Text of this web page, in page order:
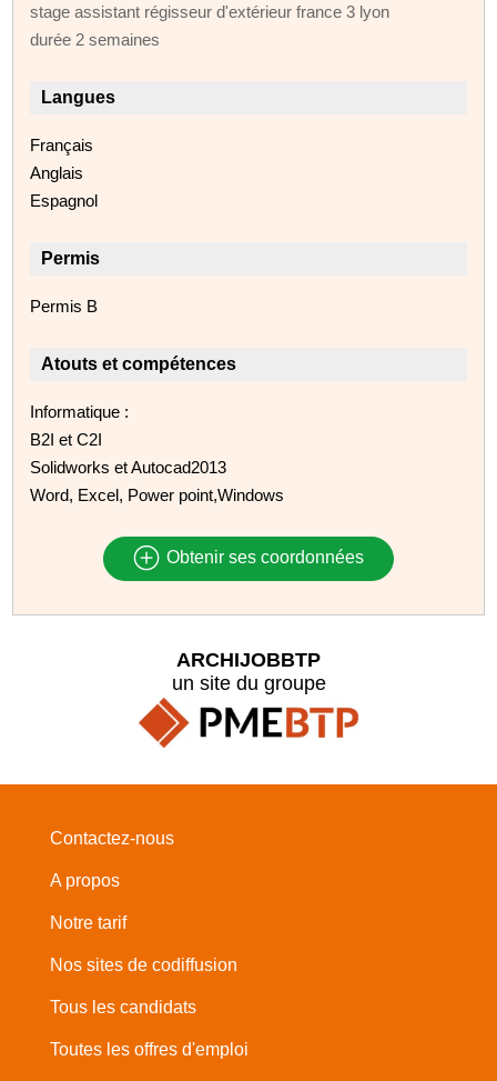
stage assistant régisseur d'extérieur france 3 lyon
durée 2 semaines
Langues
Français
Anglais
Espagnol
Permis
Permis B
Atouts et compétences
Informatique :
B2I et C2I
Solidworks et Autocad2013
Word, Excel, Power point,Windows
Obtenir ses coordonnées
ARCHIJOBBTP
un site du groupe
Contactez-nous
A propos
Notre tarif
Nos sites de codiffusion
Tous les candidats
Toutes les offres d'emploi